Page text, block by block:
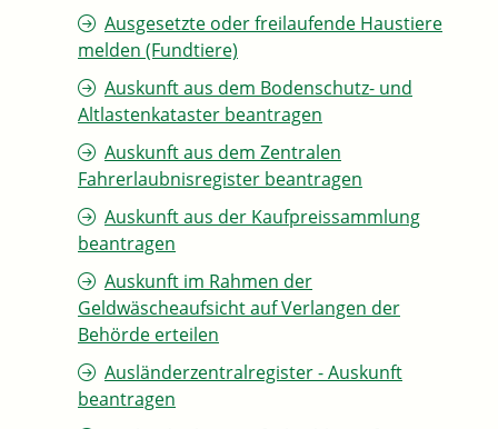
Ausgesetzte oder freilaufende Haustiere
melden (Fundtiere)
Auskunft aus dem Bodenschutz- und
Altlastenkataster beantragen
Auskunft aus dem Zentralen
Fahrerlaubnisregister beantragen
Auskunft aus der Kaufpreissammlung
beantragen
Auskunft im Rahmen der
Geldwäscheaufsicht auf Verlangen der
Behörde erteilen
Ausländerzentralregister - Auskunft
beantragen